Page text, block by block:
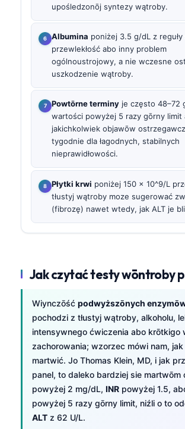
upośledzonōj syntezy wątroby.
Albumina poniżej 3.5 g/dL z
przewlekłość abo inny problem
ogólnoustrojowy, a nie wczesne
uszkodzenie wątroby.
Powtōrne terminy je często 48–72
wartości powyżej 5 razy gōrny limit
jakichkolwiek objawōw
tygodnie dla łagodnych, stabilnych
nieprawidłowości.
Płytki krwi poniżej 150 × 10^9/L
tłustyj wątroby moze sugerować
(fibrozę) nawet wtedy, jak ALT je
Jak czytać testy wōntroby
Wiynczōść podwyższōnych
pochodzi z tłustyj wątroby, alkoholu,
intensywnego ćwiczenia abo krōtkigo
zachorowania; wzorzec mówi nam,
martwić. Jo Thomas Klein, MD, i jak
panel, to daleko bardziej sie martwōm
powyżej 2 mg/dL, INR powyżej 1.5,
powyżej 5 razy gōrny limit, niźli o to
ALT z 62 U/L.